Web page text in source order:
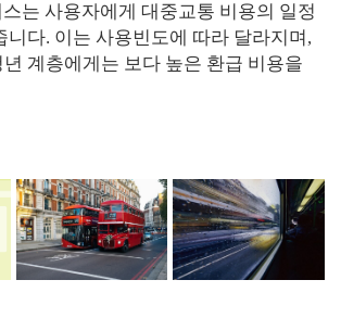
는 사용자에게 대중교통 비용의 일정
니다. 이는 사용빈도에 따라 달라지며,
계층에게는 보다 높은 환급 비용을